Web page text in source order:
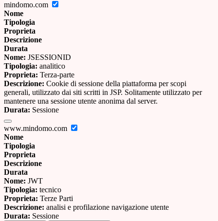
mindomo.com
Nome
Tipologia
Proprieta
Descrizione
Durata
Nome: JSESSIONID
Tipologia: analitico
Proprieta: Terza-parte
Descrizione: Cookie di sessione della piattaforma per scopi
generali, utilizzato dai siti scritti in JSP. Solitamente utilizzato per
mantenere una sessione utente anonima dal server.
Durata: Sessione
www.mindomo.com
Nome
Tipologia
Proprieta
Descrizione
Durata
Nome: JWT
Tipologia: tecnico
Proprieta: Terze Parti
Descrizione: analisi e profilazione navigazione utente
Durata: Sessione